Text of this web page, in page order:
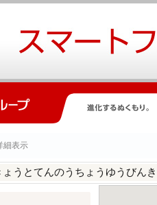
細表示
ょうとてんのうちょうゆうびん